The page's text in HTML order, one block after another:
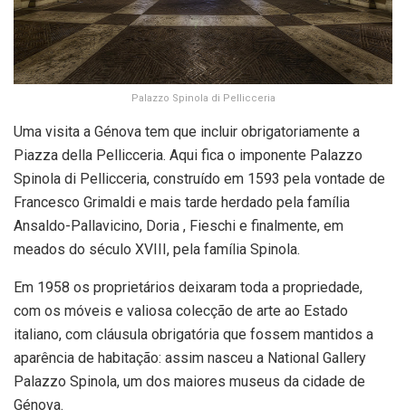
Palazzo Spinola di Pellicceria
Uma visita a Génova tem que incluir obrigatoriamente a
Piazza della Pellicceria. Aqui fica o imponente Palazzo
Spinola di Pellicceria, construído em 1593 pela vontade de
Francesco Grimaldi e mais tarde herdado pela família
Ansaldo-Pallavicino, Doria , Fieschi e finalmente, em
meados do século XVIII, pela família Spinola.
Em 1958 os proprietários deixaram toda a propriedade,
com os móveis e valiosa colecção de arte ao Estado
italiano, com cláusula obrigatória que fossem mantidos a
aparência de habitação: assim nasceu a National Gallery
Palazzo Spinola, um dos maiores museus da cidade de
Génova.